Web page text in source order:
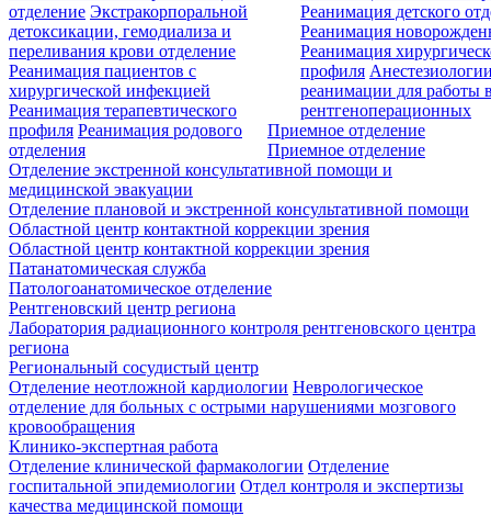
отделение Экстракорпоральной
детоксикации, гемодиализа и
переливания крови отделение
Реанимация пациентов с
хирургической инфекцией
Реанимация терапевтического
профиля Реанимация родового
отделения
Реанимация детского
Реанимация
Реанимация
профиля
реанимации для работы
рентгеноперационных
Приемное отделение
Приемное отделение
Отделение экстренной консультативной помощи и
медицинской эвакуации
Отделение плановой и экстренной консультативной помощи
Областной центр контактной коррекции зрения
Областной центр контактной коррекции зрения
Патанатомическая служба
Патологоанатомическое отделение
Рентгеновский центр региона
Лаборатория радиационного контроля рентгеновского центра
региона
Региональный сосудистый центр
Отделение неотложной кардиологии Неврологическое
отделение для больных с острыми нарушениями мозгового
кровообращения
Клинико-экспертная работа
Отделение клинической фармакологии Отделение
госпитальной эпидемиологии Отдел контроля и экспертизы
качества медицинской помощи